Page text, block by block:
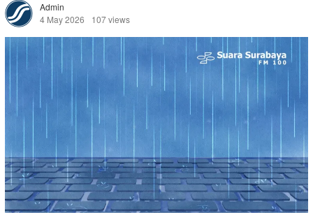
Admin
4 May 2026
107 views